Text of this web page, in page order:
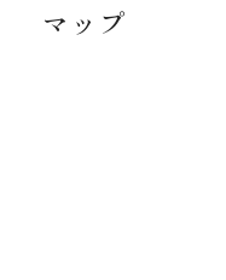
マップ